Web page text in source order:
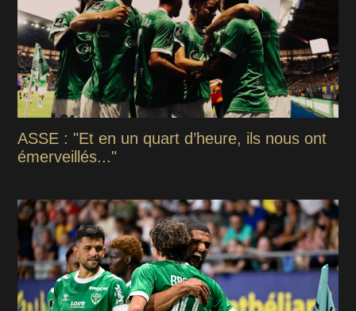
ASSE : "Et en un quart d’heure, ils nous ont
émerveillés..."